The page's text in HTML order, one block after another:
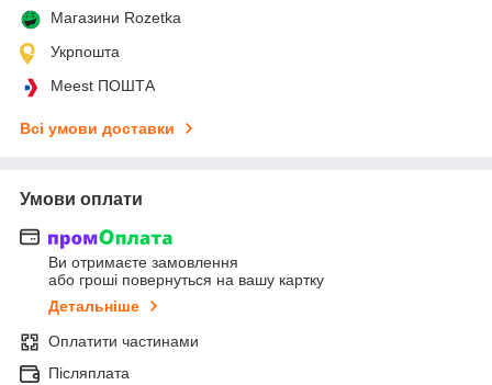
Магазини Rozetka
Укрпошта
Meest ПОШТА
Всі умови доставки
Умови оплати
Ви отримаєте замовлення
або гроші повернуться на вашу картку
Детальніше
Оплатити частинами
Післяплата